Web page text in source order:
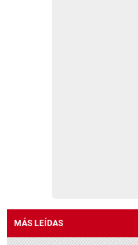
MÁS LEÍDAS